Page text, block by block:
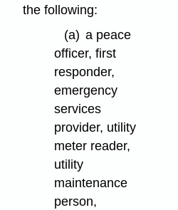
the following:
(a) a peace
officer, first
responder,
emergency
services
provider, utility
meter reader,
utility
maintenance
person,